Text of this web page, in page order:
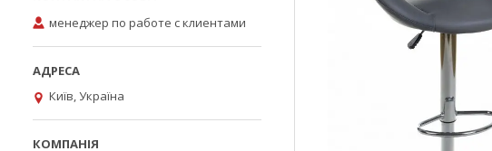
менеджер по работе с клиентами
Київ, Україна